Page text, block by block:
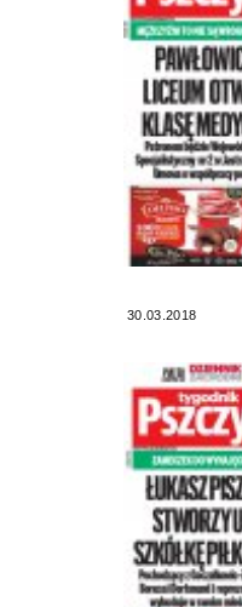
30.03.2018